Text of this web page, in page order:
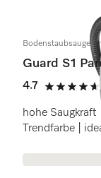
Bodenstaubsauger
Guard S1
4.7
4.7 Sterne
hohe
Trendfarbe |